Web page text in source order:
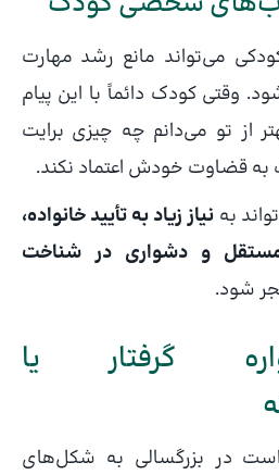
می‌تواند مانع رشد مهارت
وقتی کودک دائماً با این پیام
از تو می‌دانم چه چیزی برایت
قضاوت خودش اعتماد نکند.
بهنیاز زیاد به تأیید خانواده،
و دشواری در شناخت
شود.
گرفتار یا
است در بزرگسالی به شکل‌های